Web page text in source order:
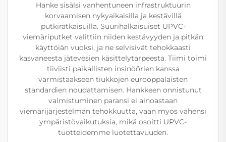
Hanke sisälsi vanhentuneen infrastruktuurin
korvaamisen nykyaikaisilla ja kestävillä
putkiratkaisuilla. Suurihalkaisuiset UPVC-
viemäriputket valittiin niiden kestävyyden ja pitkän
käyttöiän vuoksi, ja ne selvisivät tehokkaasti
kasvaneesta jätevesien käsittelytarpeesta. Tiimi toimi
tiiviisti paikallisten insinöörien kanssa
varmistaakseen tiukkojen eurooppalaisten
standardien noudattamisen. Hankkeen onnistunut
valmistuminen paransi ei ainoastaan
viemärijärjestelmän tehokkuutta, vaan myös vähensi
ympäristövaikutuksia, mikä osoitti UPVC-
tuotteidemme luotettavuuden.